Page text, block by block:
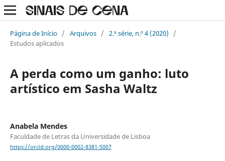
Página de Início / Arquivos / 2.ª série, n.º 4 (2020)
/
Estudos aplicados
A perda como um ganho: luto
artístico em Sasha Waltz
Anabela Mendes
Faculdade de Letras da Universidade de Lisboa
https://orcid.org/0000-0002-8381-5007